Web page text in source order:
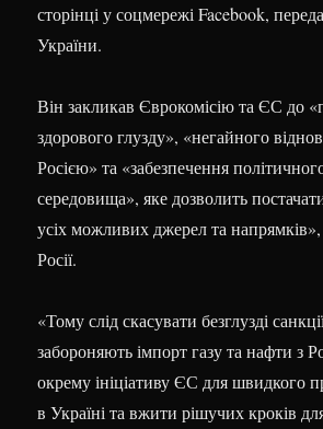
сторінці у соцмережі Facebook,
України.
Він закликав Єврокомісію та ЄС до
здорового глузду», «негайного
Росією» та «забезпечення
середовища», яке дозволить
усіх можливих джерел та
Росії.
«Тому слід скасувати безглузді
забороняють імпорт газу та нафти з
окрему ініціативу ЄС для швидкого
в Україні та вжити рішучих кроків